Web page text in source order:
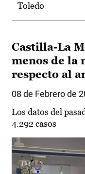
Toledo
Castilla-La
menos de la
respecto al
08 de Febrero de
Los datos del
4.292 casos